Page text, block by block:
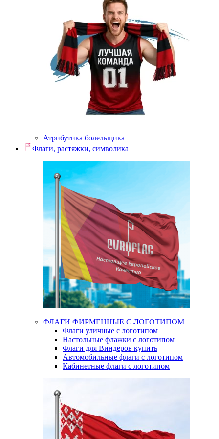
Атрибутика болельщика
Флаги, растяжки, символика
ФЛАГИ ФИРМЕННЫЕ С ЛОГОТИПОМ
Флаги уличные с логотипом
Настольные флажки с логотипом
Флаги для Виндеров купить
Автомобильные флаги с логотипом
Кабинетные флаги с логотипом